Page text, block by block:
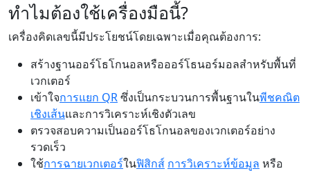
ทำไมต้องใช้เครื่องมือนี้?
เครื่องคิดเลขนี้มีประโยชน์โดยเฉพาะเมื่อคุณต้องการ:
สร้างฐานออร์โธโกนอลหรือออร์โธนอร์มอลสำหรับพื้นที่
เวกเตอร์
เข้าใจการแยก QRซึ่งเป็นกระบวนการพื้นฐานในพีชคณิต
เชิงเส้นและการวิเคราะห์เชิงตัวเลข
ตรวจสอบความเป็นออร์โธโกนอลของเวกเตอร์อย่าง
รวดเร็ว
ใช้การฉายเวกเตอร์ในฟิสิกส์ การวิเคราะห์ข้อมูล หรือ